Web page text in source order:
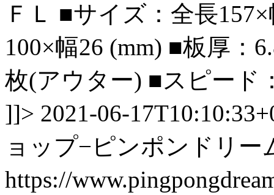
ＦＬ ■サイズ：全長
100×幅26 (mm) ■板厚：
枚(アウター) ■スピード
]]> 2021-06-
ョップ−ピンポンドリー
https://